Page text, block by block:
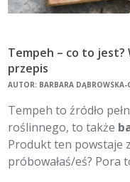
Tempeh – co to jest?
przepis
AUTOR: BARBARA DĄBROWSKA-
Tempeh to źródło
roślinnego, to także
Produkt ten powstaje
próbowałaś/eś? Pora